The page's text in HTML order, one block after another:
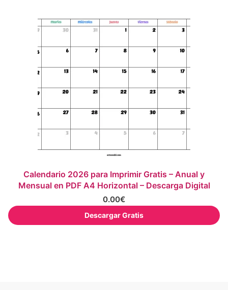
Calendario 2026 para Imprimir Gratis – Anual y
Mensual en PDF A4 Horizontal – Descarga Digital
0.00€
Descargar Gratis